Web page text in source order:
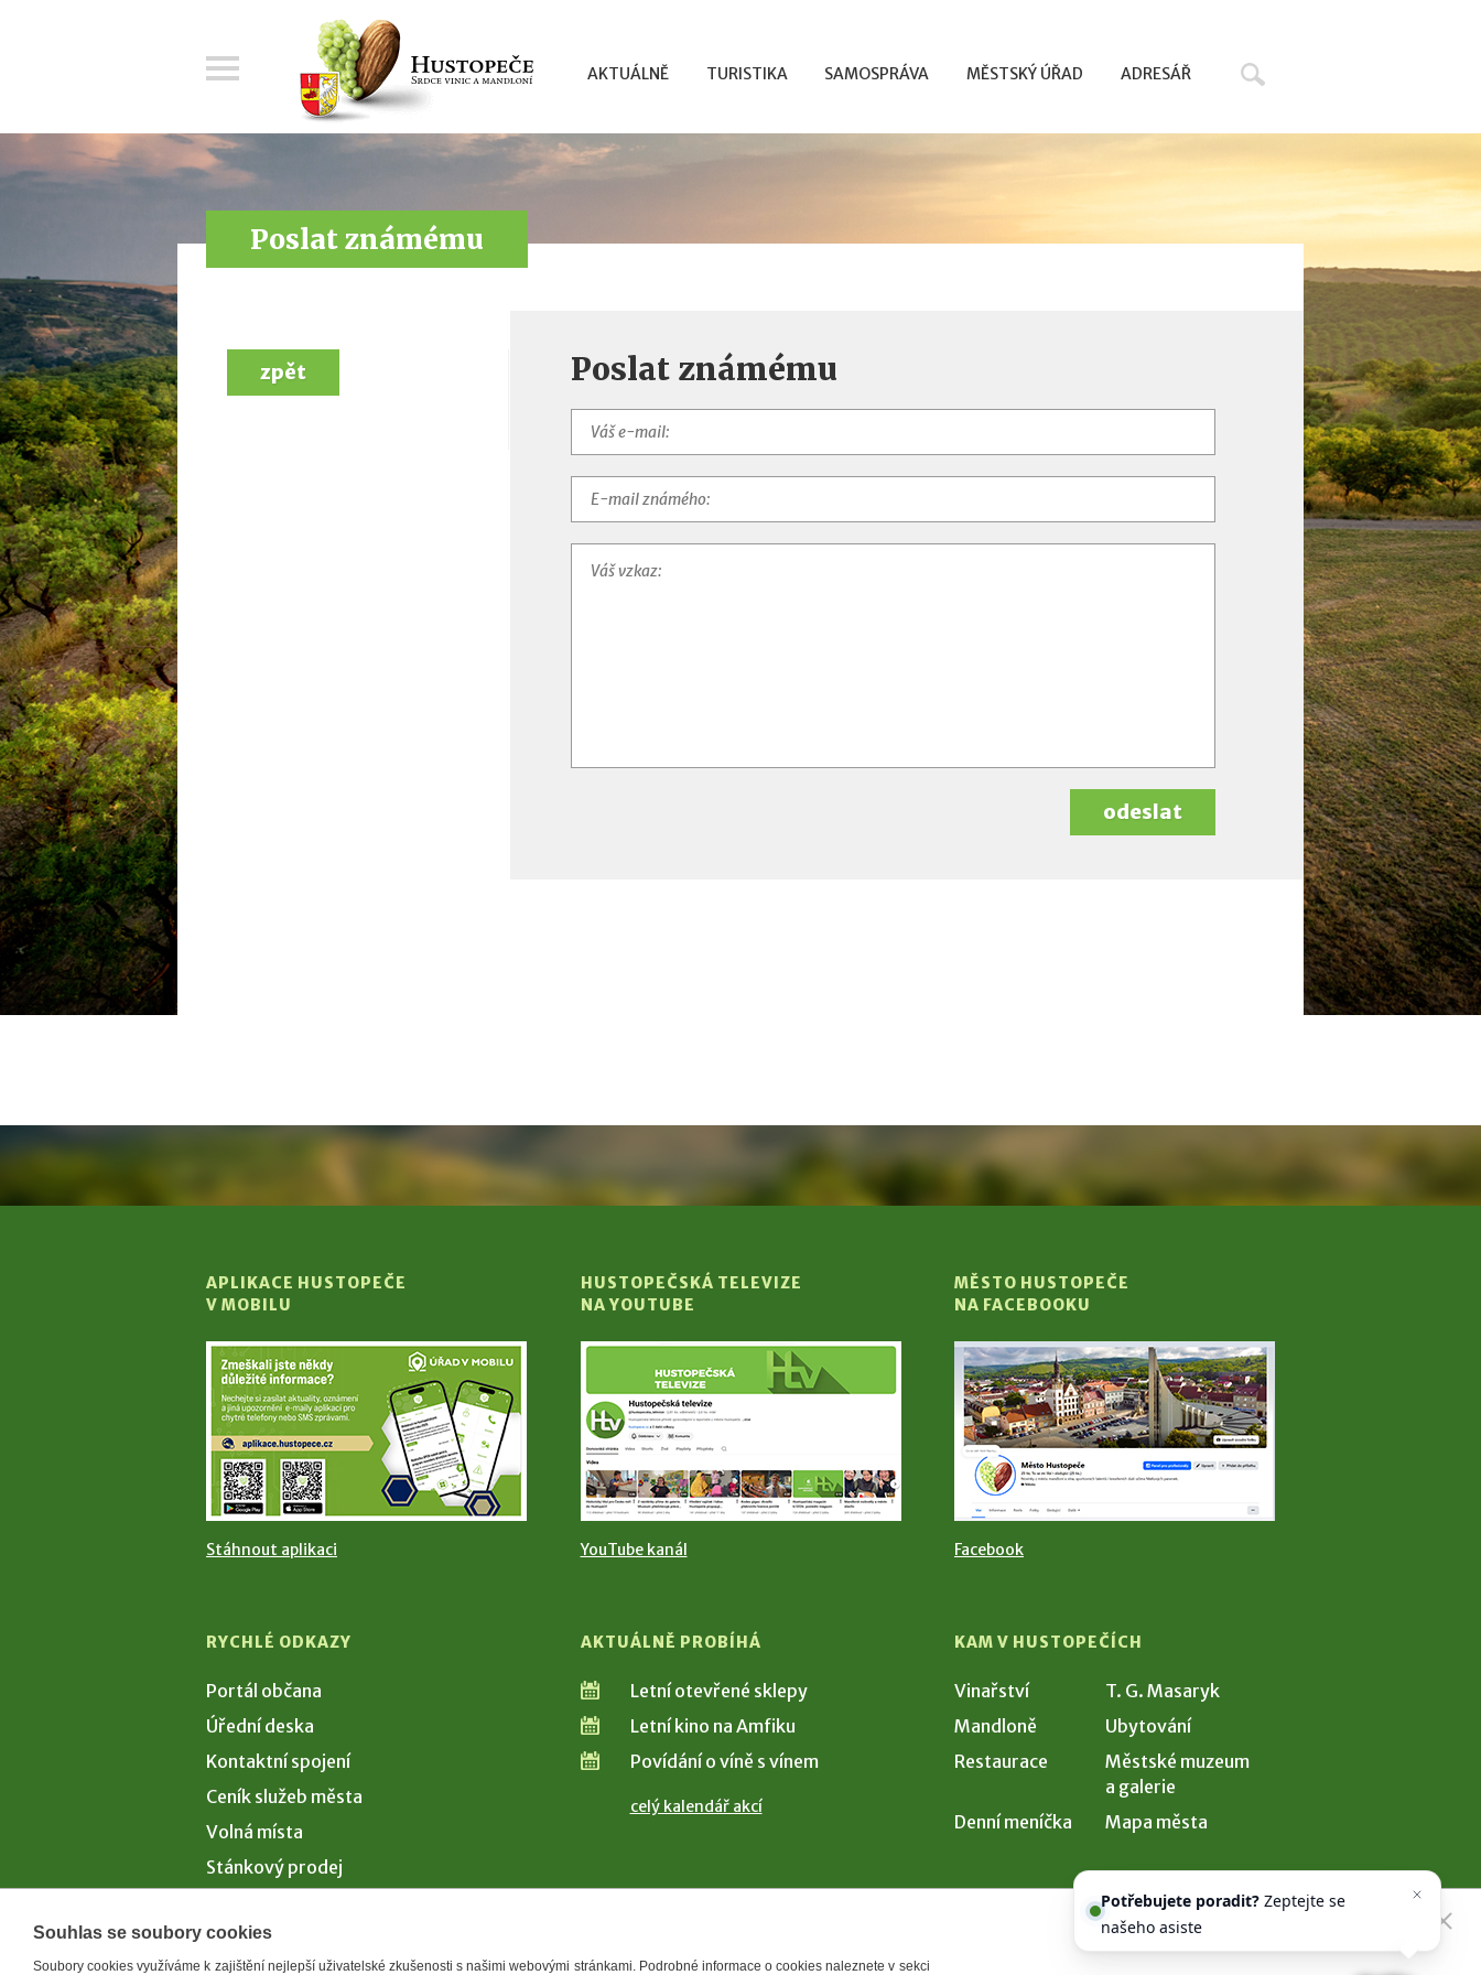
AKTUÁLNĚ TURISTIKA SAMOSPRÁVA MĚSTSKÝ ÚŘAD ADRESÁŘ
Poslat známému
Poslat známému
odeslat
zpět
APLIKACE HUSTOPEČE
V MOBILU
Stáhnout aplikaci
HUSTOPEČSKÁ TELEVIZE
NA YOUTUBE
YouTube kanál
MĚSTO HUSTOPEČE
NA FACEBOOKU
Facebook
RYCHLÉ ODKAZY
Portál občana
Úřední deska
Kontaktní spojení
Ceník služeb města
Volná místa
Stánkový prodej
AKTUÁLNĚ PROBÍHÁ
Letní otevřené sklepy
Letní kino na Amfiku
Povídání o víně s vínem
celý kalendář akcí
KAM V HUSTOPEČÍCH
Vinařství
T. G. Masaryk
Mandloně
Ubytování
Restaurace
Městské muzeum
a galerie
Denní meníčka
Mapa města
Souhlas se soubory cookies
Soubory cookies využíváme k zajištění nejlepší uživatelské zkušenosti s našimi webovými stránkami. Podrobné informace o cookies naleznete v sekci
Potřebujete poradit?Zeptejte se
našeho asistenta